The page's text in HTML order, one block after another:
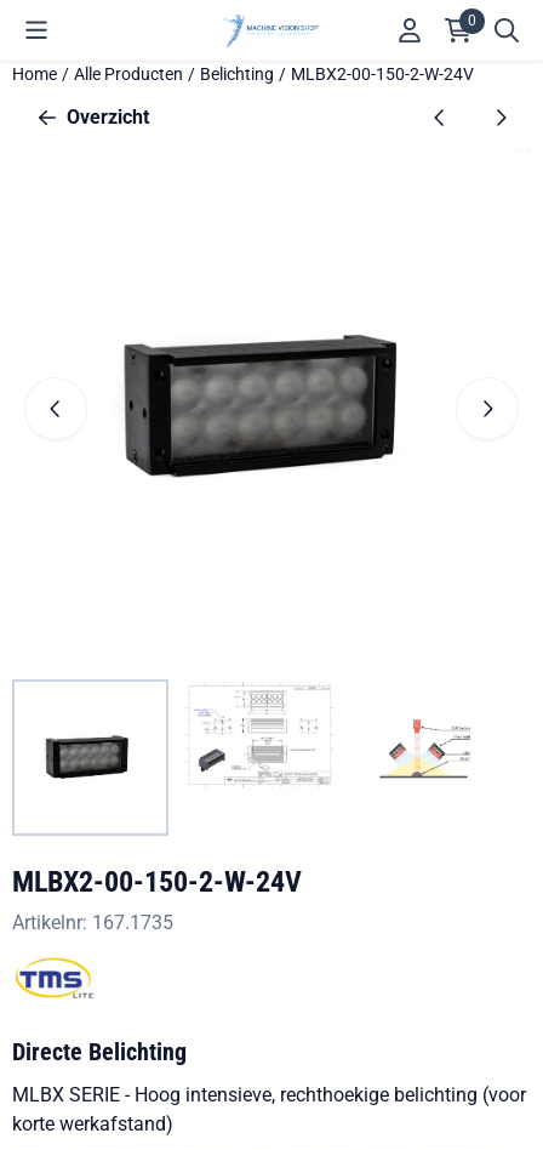
Cookievoorkeuren zijn beschikbaar. Kies instellingen of sta alle
0
Home / Alle Producten / Belichting / MLBX2-00-150-2-W-24V
Overzicht
MLBX2-00-150-2-W-24V
Artikelnr: 167.1735
Directe Belichting
MLBX SERIE - Hoog intensieve, rechthoekige belichting (voor
korte werkafstand)